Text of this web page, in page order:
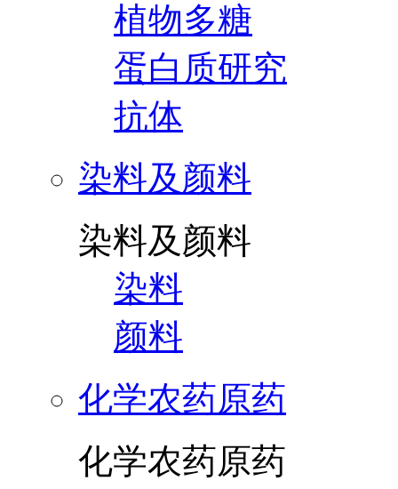
植物多糖
蛋白质研究
抗体
染料及颜料
染料及颜料
染料
颜料
化学农药原药
化学农药原药